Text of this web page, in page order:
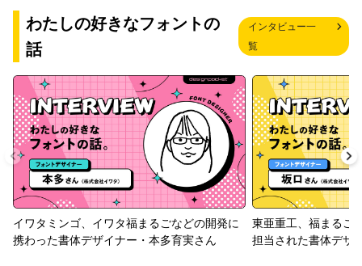
わたしの好きなフォントの
話
インタビュー一
覧
イワタミンゴ、イワタ福まるごなどの開発に
携わった書体デザイナー・本多育実さん
東亜重工、福まるご
担当された書体デザ